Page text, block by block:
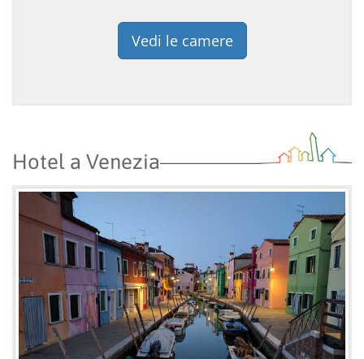
Vedi le camere
Hotel a Venezia